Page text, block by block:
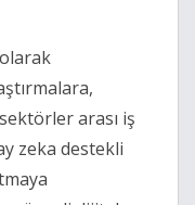
arası iş
zeka destekli